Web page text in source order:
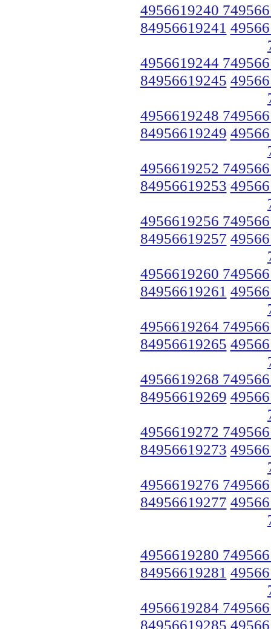
4956619240
84956619241
4956619244
84956619245
4956619248
84956619249
4956619252
84956619253
4956619256
84956619257
4956619260
84956619261
4956619264
84956619265
4956619268
84956619269
4956619272
84956619273
4956619276
84956619277
4956619280
84956619281
4956619284
84956619285